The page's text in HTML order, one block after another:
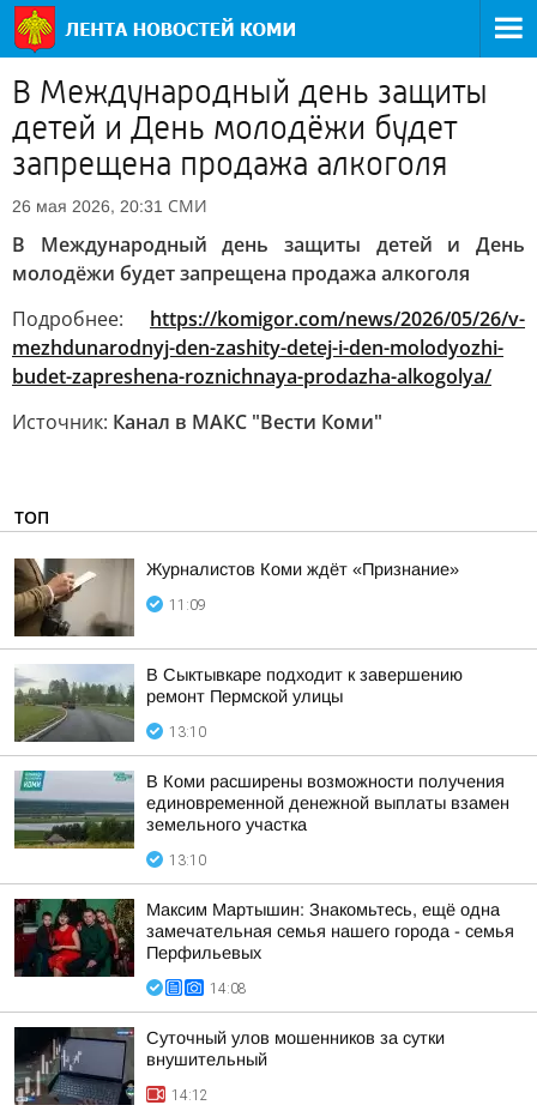
В Международный день защиты
детей и День молодёжи будет
запрещена продажа алкоголя
26 мая 2026, 20:31 СМИ
В Международный день защиты детей и День
молодёжи будет запрещена продажа алкоголя
Подробнее: https://komigor.com/news/2026/05/26/v-
mezhdunarodnyj-den-zashity-detej-i-den-molodyozhi-
budet-zapreshena-roznichnaya-prodazha-alkogolya/
Источник: Канал в МАКС "Вести Коми"
ТОП
Журналистов Коми ждёт «Признание»
11:09
В Сыктывкаре подходит к завершению
ремонт Пермской улицы
13:10
В Коми расширены возможности получения
единовременной денежной выплаты взамен
земельного участка
13:10
Максим Мартышин: Знакомьтесь, ещё одна
замечательная семья нашего города - семья
Перфильевых
14:08
Суточный улов мошенников за сутки
внушительный
14:12